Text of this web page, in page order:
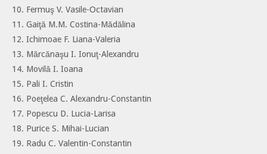
10. Fermuş V. Vasile-Octavian
11. Gaiţă M.M. Costina-Mădălina
12. Ichimoae F. Liana-Valeria
13. Mărcănaşu I. Ionuţ-Alexandru
14. Movilă I. Ioana
15. Pali I. Cristin
16. Poeţelea C. Alexandru-Constantin
17. Popescu D. Lucia-Larisa
18. Purice S. Mihai-Lucian
19. Radu C. Valentin-Constantin